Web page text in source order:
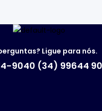
Ligue para nós.
9040 (34) 99644